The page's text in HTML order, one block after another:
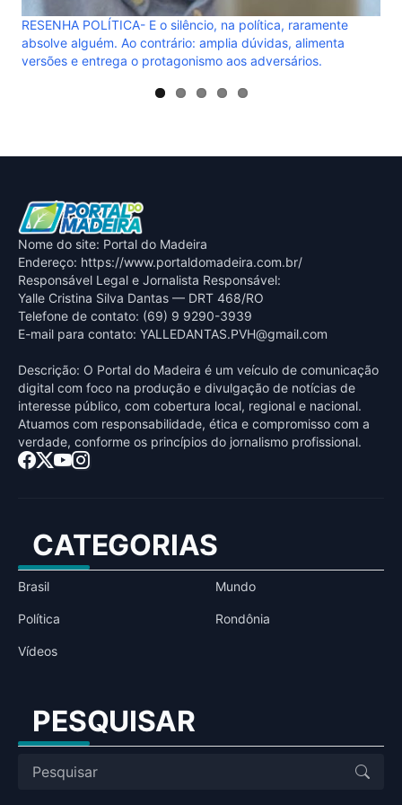
RESENHA POLÍTICA- E o silêncio, na política, raramente
absolve alguém. Ao contrário: amplia dúvidas, alimenta
versões e entrega o protagonismo aos adversários.
Nome do site: Portal do Madeira
Endereço: https://www.portaldomadeira.com.br/
Responsável Legal e Jornalista Responsável:
Yalle Cristina Silva Dantas — DRT 468/RO
Telefone de contato: (69) 9 9290-3939
E-mail para contato: YALLEDANTAS.PVH@gmail.com
Descrição: O Portal do Madeira é um veículo de comunicação
digital com foco na produção e divulgação de notícias de
interesse público, com cobertura local, regional e nacional.
Atuamos com responsabilidade, ética e compromisso com a
verdade, conforme os princípios do jornalismo profissional.
CATEGORIAS
Brasil Mundo
Política Rondônia
Vídeos
PESQUISAR